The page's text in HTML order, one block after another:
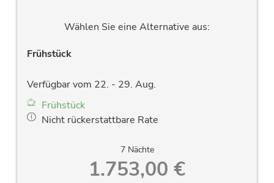
neuer LCD- Flachbildfernseher
großes westseitiges Panoramafenster &
Rauriser Bergwelt
kosteloses Wlan
allergiefreundliche Holzböden und stillvolle
Verdunkelungsvorhänge
Wählen Sie eine Alternative aus:
Frühstück
Verfügbar vom 22. - 29. Aug.
Frühstück
Nicht rückerstattbare Rate
7 Nächte
1.753,00 €